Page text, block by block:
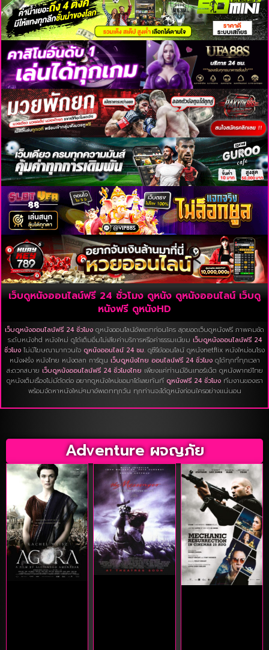
เว็บดูหนังออนไลน์ฟรี 24 ชั่วโมง ดูหนัง ดูหนังออนไลน์ เว็บดู
หนังฟรี ดูหนังHD
เว็บดูหนังออนไลน์ฟรี 24 ชั่วโมง ดูหนังออนไลน์อัพเดทก่อนใคร สุดยอดเว็บดูหนังฟรี ภาพคมชัด
ระดับหนังhd หนังใหม่ ดูได้เต็มอิ่มไม่เสียค่าบริการหรือค่าธรรมเนียม เว็บดูหนังออนไลน์ฟรี 24
ชั่วโมง ไม่มีโฆษณามากวนใจ ดูหนังออนไลน์ 24 ชม. ดูซีรีย์ออนไลน์ ดูหนังnetflix หนังใหม่ชนโรง
หนังฝรั่ง หนังไทย หนังตลก การ์ตูน เว็บดูหนังไทย ออนไลน์ฟรี 24 ชั่วโมง ดูได้ทุกที่ทุกเวลา
สะดวกสบาย เว็บดูหนังออนไลน์ฟรี 24 ชั่วโมงไทย เพียงแค่ท่านมีอินเทอร์เน็ต ดูหนังพากย์ไทย
ดูหนังเต็มเรื่องไม่มีตัดต่อ อยากดูหนังใหม่ขอมาได้เลยทันที ดูหนังฟรี 24 ชั่วโมงทีมงานของเรา
พร้อมจัดหาหนังใหม่ๆมาอัพเดททุกวัน ทุกท่านจะได้ดูหนังก่อนใครอย่างแน่นอน
Adventure ผจญภัย